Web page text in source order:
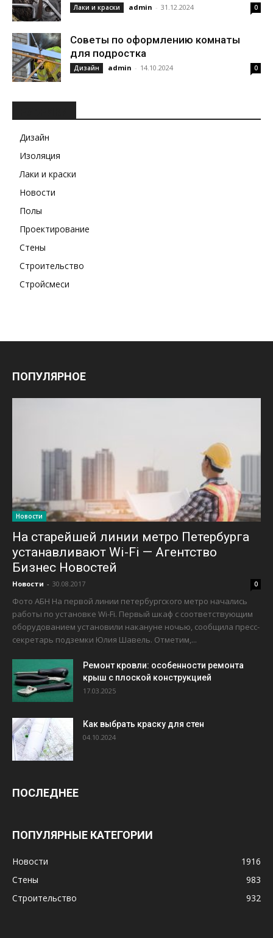
Лаки и краски admin - 31.12.2024 0
Советы по оформлению комнаты
для подростка
Дизайн admin - 14.10.2024 0
Дизайн
Изоляция
Лаки и краски
Новости
Полы
Проектирование
Стены
Строительство
Стройсмеси
ПОПУЛЯРНОЕ
Новости
На старейшей линии метро Петербурга
устанавливают Wi-Fi — Агентство
Бизнес Новостей
Новости - 30.08.2017 0
Фото АБН На первой линии петербургского метро начались
работы по установке Wi-Fi. Первый шкаф с соответствующим
оборудованием установили накануне ночью, сообщила пресс-
секретарь подземки Юлия Шавель. Отметим,...
Ремонт кровли: особенности ремонта
крыш с плоской конструкцией
17.03.2025
Как выбрать краску для стен
04.10.2024
ПОСЛЕДНЕЕ
ПОПУЛЯРНЫЕ КАТЕГОРИИ
Новости
1916
Стены
983
Строительство
932